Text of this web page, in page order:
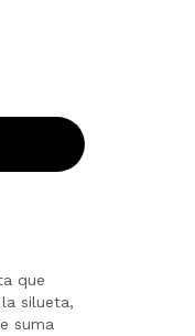
que
silueta,
suma